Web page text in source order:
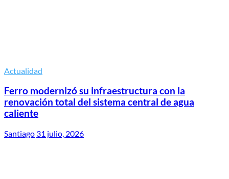
Actualidad
Ferro modernizó su infraestructura con la
renovación total del sistema central de agua
caliente
Santiago 31 julio, 2026